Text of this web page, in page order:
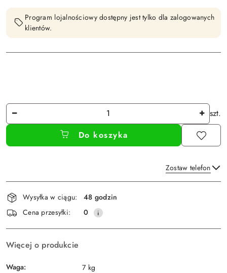
Program lojalnościowy dostępny jest tylko dla zalogowanych
klientów.
Ilość
szt.
Do koszyka
Zostaw telefon
Wyślij
Dostępność
i
dostawa
Wysyłka w ciągu:
48 godzin
Cena przesyłki:
0
Więcej o produkcie
Waga: 7 kg